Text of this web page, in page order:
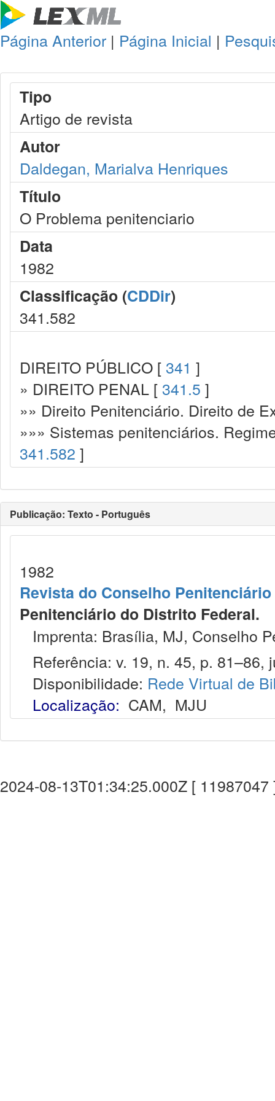
Página Anterior | Página Inicial |
Tipo
Artigo de revista
Autor
Daldegan, Marialva Henriques
Título
O Problema penitenciario
Data
1982
Classificação (CDDir)
341.582
DIREITO PÚBLICO [ 341 ]
» DIREITO PENAL [ 341.5 ]
»» Direito Penitenciário. Direito de
»»» Sistemas penitenciários.
341.582 ]
Publicação: Texto - Português
1982
Revista do Conselho
Penitenciário do Distrito Federal.
Imprenta: Brasília, MJ, Conselho
Referência: v. 19, n. 45, p. 81–86,
Disponibilidade: Rede Virtual de
Localização: CAM, MJU
2024-08-13T01:34:25.000Z [ 11987047